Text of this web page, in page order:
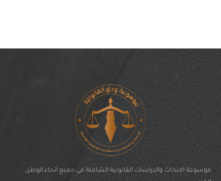
موسوعة الابحاث والدراسات القانونية الشاملة في جميع انحاء الوطن